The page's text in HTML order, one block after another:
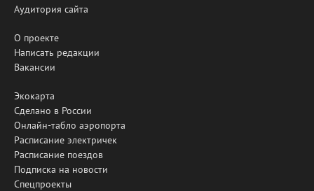
Аудитория сайта
О проекте
Написать редакции
Вакансии
Экокарта
Сделано в России
Онлайн-табло аэропорта
Расписание электричек
Расписание поездов
Подписка на новости
Спецпроекты